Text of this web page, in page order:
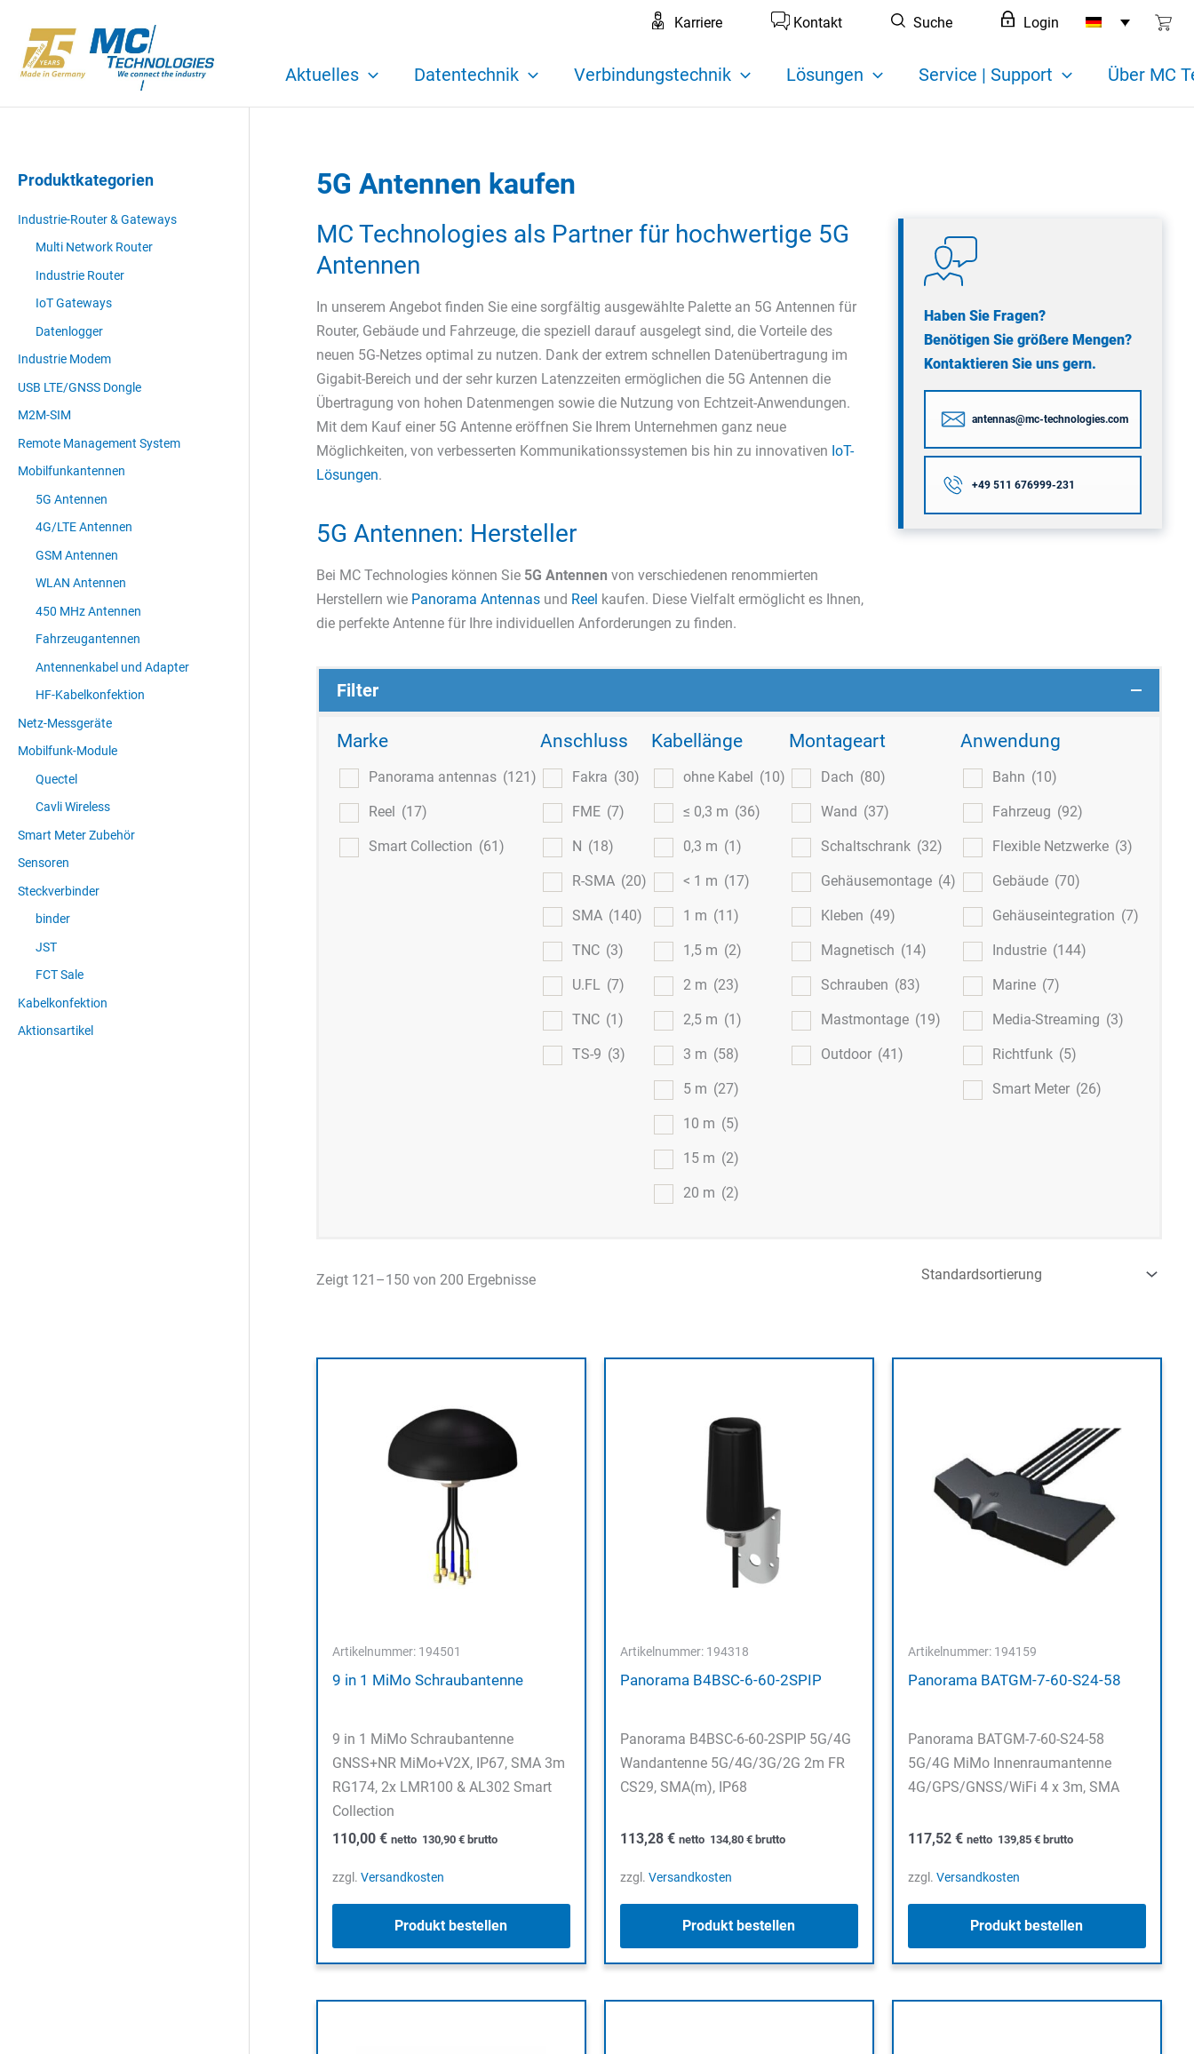
Inhalt
springen
Karriere Kontakt Suche Login
Aktuelles Datentechnik Verbindungstechnik Lösungen Service | Support Über MC
Produktkategorien
Industrie-Router & Gateways
Multi Network Router
Industrie Router
IoT Gateways
Datenlogger
Industrie Modem
USB LTE/GNSS Dongle
M2M-SIM
Remote Management System
Mobilfunkantennen
5G Antennen
4G/LTE Antennen
GSM Antennen
WLAN Antennen
450 MHz Antennen
Fahrzeugantennen
Antennenkabel und Adapter
HF-Kabelkonfektion
Netz-Messgeräte
Mobilfunk-Module
Quectel
Cavli Wireless
Smart Meter Zubehör
Sensoren
Steckverbinder
binder
JST
FCT Sale
Kabelkonfektion
Aktionsartikel
5G Antennen kaufen
MC Technologies als Partner für hochwertige 5G
Antennen
In unserem Angebot finden Sie eine sorgfältig ausgewählte Palette an 5G Antennen für
Router, Gebäude und Fahrzeuge, die speziell darauf ausgelegt sind, die Vorteile des
neuen 5G-Netzes optimal zu nutzen. Dank der extrem schnellen Datenübertragung im
Gigabit-Bereich und der sehr kurzen Latenzzeiten ermöglichen die 5G Antennen die
Übertragung von hohen Datenmengen sowie die Nutzung von Echtzeit-Anwendungen.
Mit dem Kauf einer 5G Antenne eröffnen Sie Ihrem Unternehmen ganz neue
Möglichkeiten, von verbesserten Kommunikationssystemen bis hin zu innovativen IoT-
Lösungen.
5G Antennen: Hersteller
Bei MC Technologies können Sie 5G Antennen von verschiedenen renommierten
Herstellern wie Panorama Antennasund Reel kaufen. Diese Vielfalt ermöglicht es Ihnen,
die perfekte Antenne für Ihre individuellen Anforderungen zu finden.
Haben Sie Fragen?
Benötigen Sie größere Mengen?
Kontaktieren Sie uns gern.
antennas@mc-technologies.com
+49 511 676999-231
Filter
Marke
Panorama antennas (121)
Reel (17)
Smart Collection (61)
Anschluss
Fakra (30)
FME (7)
N (18)
R-SMA (20)
SMA (140)
TNC (3)
U.FL (7)
TNC (1)
TS-9 (3)
Kabellänge
ohne Kabel (10)
≤ 0,3 m (36)
0,3 m (1)
< 1 m (17)
1 m (11)
1,5 m (2)
2 m (23)
2,5 m (1)
3 m (58)
5 m (27)
10 m (5)
15 m (2)
20 m (2)
Montageart
Dach (80)
Wand (37)
Schaltschrank (32)
Gehäusemontage (4)
Kleben (49)
Magnetisch (14)
Schrauben (83)
Mastmontage (19)
Outdoor (41)
Anwendung
Bahn (10)
Fahrzeug (92)
Flexible Netzwerke (3)
Gebäude (70)
Gehäuseintegration (7)
Industrie (144)
Marine (7)
Media-Streaming (3)
Richtfunk (5)
Smart Meter (26)
Zeigt 121–150 von 200 Ergebnisse
Artikelnummer: 194501
9 in 1 MiMo Schraubantenne
9 in 1 MiMo Schraubantenne
GNSS+NR MiMo+V2X, IP67, SMA 3m
RG174, 2x LMR100 & AL302 Smart
Collection
110,00 € netto 130,90 €brutto
zzgl. Versandkosten
Produkt bestellen
Artikelnummer: 194318
Panorama B4BSC-6-60-2SPIP
Panorama B4BSC-6-60-2SPIP 5G/4G
Wandantenne 5G/4G/3G/2G 2m FR
CS29, SMA(m), IP68
113,28 € netto 134,80 €brutto
zzgl. Versandkosten
Produkt bestellen
Artikelnummer: 194159
Panorama BATGM-7-60-S24-58
Panorama BATGM-7-60-S24-58
5G/4G MiMo Innenraumantenne
4G/GPS/GNSS/WiFi 4 x 3m, SMA
117,52 € netto 139,85 €brutto
zzgl. Versandkosten
Produkt bestellen